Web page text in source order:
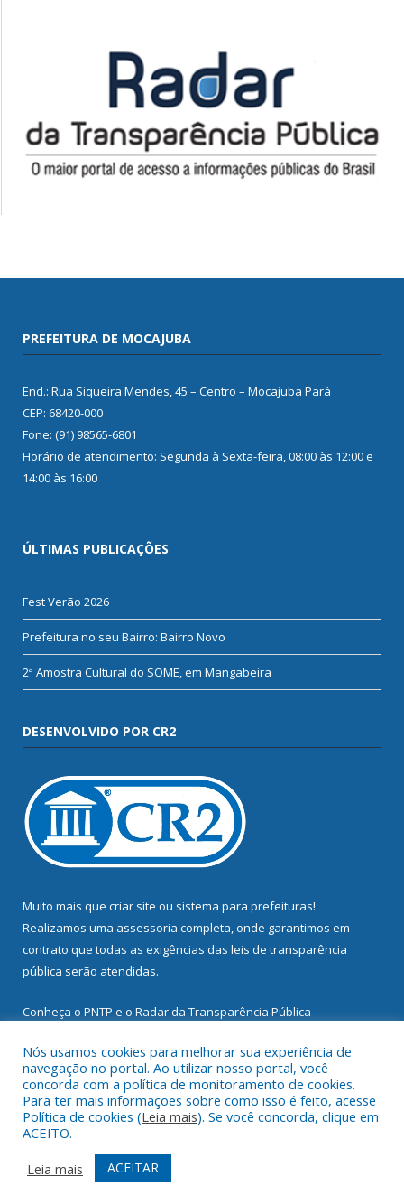
PREFEITURA DE MOCAJUBA
End.: Rua Siqueira Mendes, 45 – Centro – Mocajuba Pará
CEP: 68420-000
Fone: (91) 98565-6801
Horário de atendimento: Segunda à Sexta-feira, 08:00 às 12:00 e
14:00 às 16:00
ÚLTIMAS PUBLICAÇÕES
Fest Verão 2026
Prefeitura no seu Bairro: Bairro Novo
2ª Amostra Cultural do SOME, em Mangabeira
DESENVOLVIDO POR CR2
Muito mais que criar site ou sistema para prefeituras!
Realizamos uma assessoria completa, onde garantimos em
contrato que todas as exigências das leis de transparência
pública serão atendidas.
Conheça o PNTP e o Radar da Transparência Pública
Todos os direitos reservados a Prefeitura Municipal de
Mocajuba.
Mapa do Site
Acessar Área Administrativa
Acessar Webmail
Nós usamos cookies para melhorar sua experiência de
navegação no portal. Ao utilizar nosso portal, você
concorda com a política de monitoramento de cookies.
Para ter mais informações sobre como isso é feito, acesse
Política de cookies (Leia mais). Se você concorda, clique em
ACEITO.
Leia mais
ACEITAR